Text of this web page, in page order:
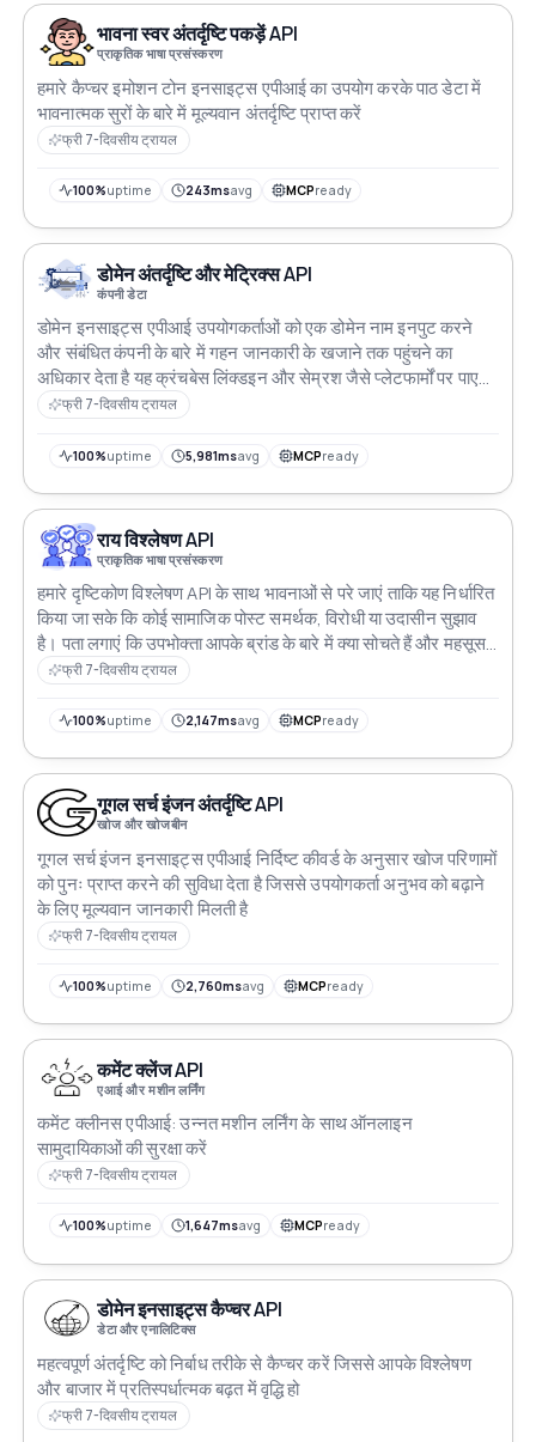
भावना स्वर अंतर्दृष्टि पकड़ें API
प्राकृतिक भाषा प्रसंस्करण
हमारे कैप्चर इमोशन टोन इनसाइट्स एपीआई का उपयोग करके पाठ डेटा में
भावनात्मक सुरों के बारे में मूल्यवान अंतर्दृष्टि प्राप्त करें
फ्री 7-दिवसीय ट्रायल
100%uptime 243msavg MCPready
डोमेन अंतर्दृष्टि और मेट्रिक्स API
कंपनी डेटा
डोमेन इनसाइट्स एपीआई उपयोगकर्ताओं को एक डोमेन नाम इनपुट करने
और संबंधित कंपनी के बारे में गहन जानकारी के खजाने तक पहुंचने का
अधिकार देता है यह क्रंचबेस लिंक्डइन और सेम्रश जैसे प्लेटफार्मों पर पाए
जाने वाले डेटा की तरह व्यापक सूचनाओं का एक सेट प्रदान करता है
पृष्ठभूमि सामाजिक मीडिया संबंधों और इस मजबूत और बहुपरकारी सेवा के
फ्री 7-दिवसीय ट्रायल
100%uptime 5,981msavg MCPready
राय विश्लेषण API
प्राकृतिक भाषा प्रसंस्करण
हमारे दृष्टिकोण विश्लेषण API के साथ भावनाओं से परे जाएं ताकि यह निर्धारित
किया जा सके कि कोई सामाजिक पोस्ट समर्थक, विरोधी या उदासीन सुझाव
है। पता लगाएं कि उपभोक्ता आपके ब्रांड के बारे में क्या सोचते हैं और महसूस
करते हैं और आप उपभोक्ताओं के साथ भावनात्मक संबंध को मजबूत करने के
फ्री 7-दिवसीय ट्रायल
100%uptime 2,147msavg MCPready
गूगल सर्च इंजन अंतर्दृष्टि API
खोज और खोजबीन
गूगल सर्च इंजन इनसाइट्स एपीआई निर्दिष्ट कीवर्ड के अनुसार खोज परिणामों
को पुनः प्राप्त करने की सुविधा देता है जिससे उपयोगकर्ता अनुभव को बढ़ाने
के लिए मूल्यवान जानकारी मिलती है
फ्री 7-दिवसीय ट्रायल
100%uptime 2,760msavg MCPready
कमेंट क्लेंज API
एआई और मशीन लर्निंग
कमेंट क्लीनस एपीआई: उन्नत मशीन लर्निंग के साथ ऑनलाइन
सामुदायिकाओं की सुरक्षा करें
फ्री 7-दिवसीय ट्रायल
100%uptime 1,647msavg MCPready
डोमेन इनसाइट्स कैप्चर API
डेटा और एनालिटिक्स
महत्वपूर्ण अंतर्दृष्टि को निर्बाध तरीके से कैप्चर करें जिससे आपके विश्लेषण
और बाजार में प्रतिस्पर्धात्मक बढ़त में वृद्धि हो
फ्री 7-दिवसीय ट्रायल